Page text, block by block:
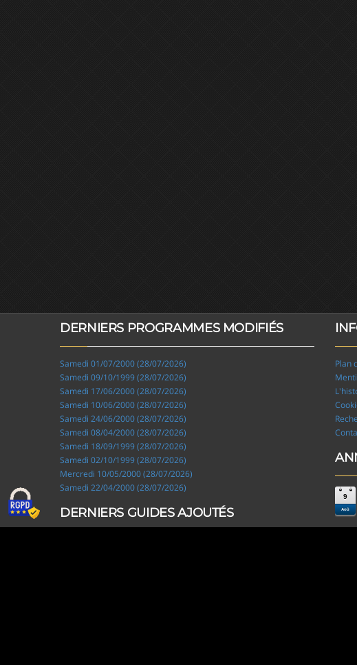
DERNIERS PROGRAMMES MODIFIÉS
Samedi 01/07/2000 (28/07/2026)
Samedi 09/10/1999 (28/07/2026)
Samedi 17/06/2000 (28/07/2026)
Samedi 10/06/2000 (28/07/2026)
Samedi 24/06/2000 (28/07/2026)
Samedi 08/04/2000 (28/07/2026)
Samedi 18/09/1999 (28/07/2026)
Samedi 02/10/1999 (28/07/2026)
Mercredi 10/05/2000 (28/07/2026)
Samedi 22/04/2000 (28/07/2026)
DERNIERS GUIDES AJOUTÉS
Plan
9
Aoû